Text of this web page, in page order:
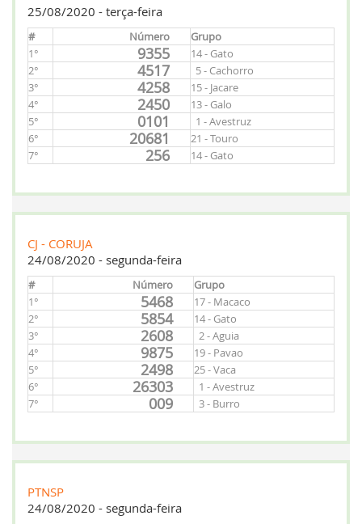
25/08/2020 - terça-feira
# Número
Grupo
1°
9355
14 - Gato
2°
4517
5 - Cachorro
3°
4258
15 - Jacare
4°
2450
13 - Galo
5°
0101
1 - Avestruz
6°
20681
21 - Touro
7°
256 14 - Gato
CJ - CORUJA
24/08/2020 - segunda-feira
# Número
Grupo
1°
5468
17 - Macaco
2°
5854
14 - Gato
3°
2608
2 - Aguia
4°
9875
19 - Pavao
5°
2498
25 - Vaca
6°
26303
1 - Avestruz
7°
009 3 - Burro
PTNSP
24/08/2020 - segunda-feira